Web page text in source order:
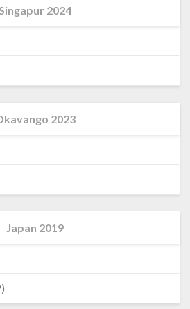
Singapur 2024
2023
Japan 2019